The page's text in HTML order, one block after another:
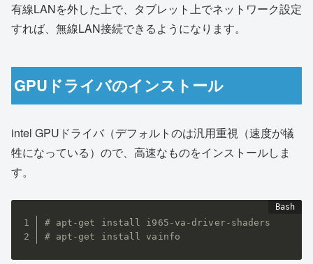
有線LANを外した上で、タブレット上でネットワーク設定
すれば、無線LAN接続できるようになります。
GPUドライバのインストール
intel GPUドライバ（デフォルトのは汎用重視（速度が犠
牲になっている）ので、高速なものをインストールしま
す。
# apt-get install i965-va-driver-shaders
# apt-get install vainfo